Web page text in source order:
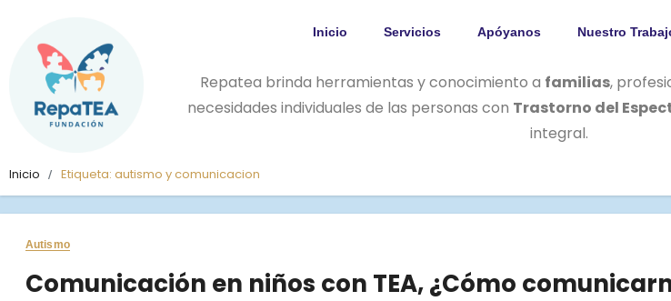
Inicio Servicios Apóyanos Nuestro
Repatea brinda herramientas y conocimiento a familias,
necesidades individuales de las personas con Trastorno del
integral.
Inicio Etiqueta: autismo y comunicacion
Autismo
Comunicación en niños con TEA, ¿Cómo